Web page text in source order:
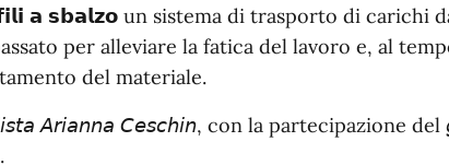
𝗮 𝘀𝗯𝗮𝗹𝘇𝗼 un sistema di trasporto di carichi
per alleviare la fatica del lavoro e, al
del materiale.
𝘈𝘳𝘪𝘢𝘯𝘯𝘢 𝘊𝘦𝘴𝘤𝘩𝘪𝘯, con la partecipazione del